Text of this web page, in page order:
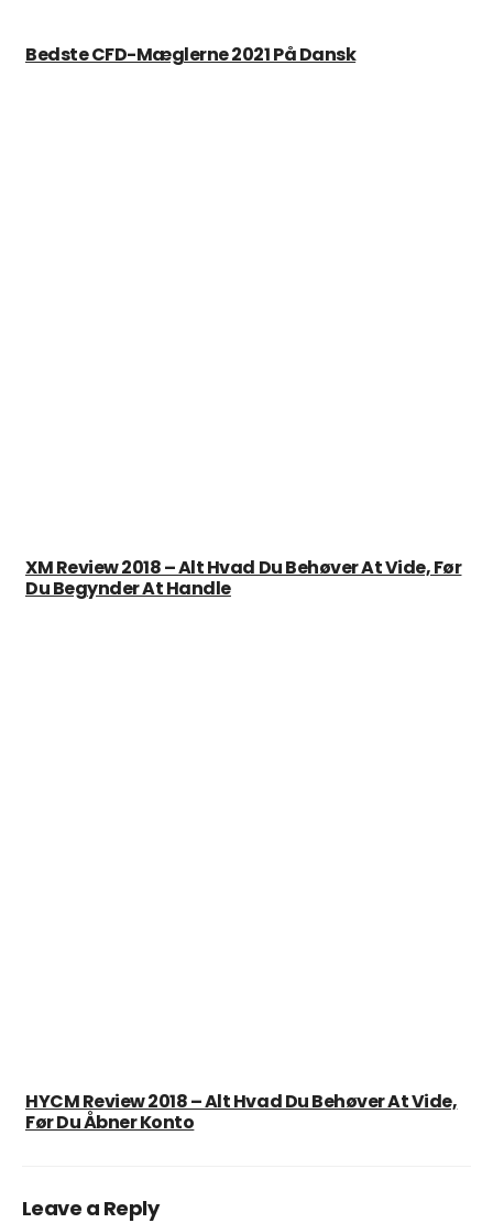
Bedste CFD-Mæglerne 2021 På Dansk
XM Review 2018 – Alt Hvad Du Behøver At Vide, Før
Du Begynder At Handle
HYCM Review 2018 – Alt Hvad Du Behøver At Vide,
Før Du Åbner Konto
Leave a Reply